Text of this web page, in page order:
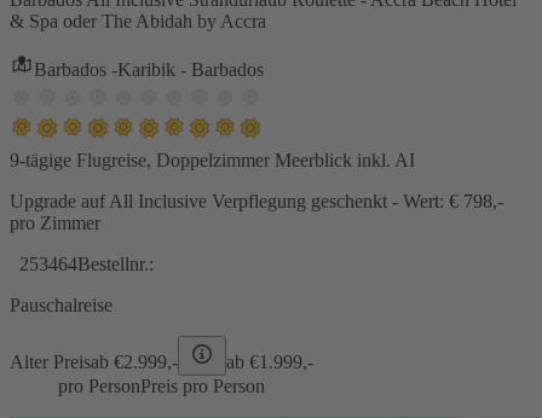
& Spa oder The Abidah by Accra
Barbados -Karibik - Barbados
9-tägige Flugreise, Doppelzimmer Meerblick inkl. AI
Upgrade auf All Inclusive Verpflegung geschenkt - Wert: € 798,-
pro Zimmer
253464Bestellnr.:
Pauschalreise
Alter Preisab €2.999,- ab €1.999,-
pro PersonPreis pro Person